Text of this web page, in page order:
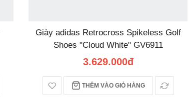
Giày adidas Retrocross Spikeless Golf
Shoes "Cloud White" GV6911
3.629.000đ
THÊM VÀO GIỎ HÀNG